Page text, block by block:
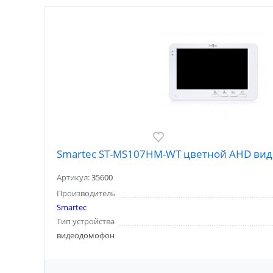
Smartec ST-MS107HM-WT цветной AHD
Артикул:35600
Производитель
Smartec
Тип устройства
видеодомофон